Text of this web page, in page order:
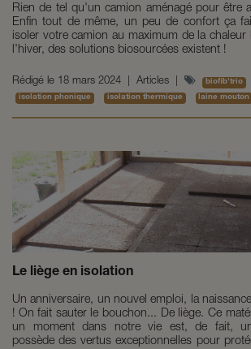
Rien de tel qu'un camion aménagé pour être
Enfin tout de même, un peu de confort ça
isoler votre camion au maximum de la
l'hiver, des solutions biosourcées existent !
Rédigé le 18 mars 2024 Articles biofib'trio
isolation phonique
isolation thermique laine mouton
Le liège en isolation
Un anniversaire, un nouvel emploi, la
! On fait sauter le bouchon... De liège. Ce
un moment dans notre vie est, de fait,
possède des vertus exceptionnelles pour